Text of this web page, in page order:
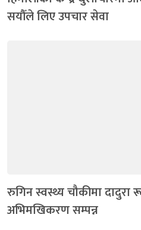
सयौँले लिए उपचार सेवा
रुगिन स्वस्थ्य चौकीमा
अभिमखिकरण सम्पन्न